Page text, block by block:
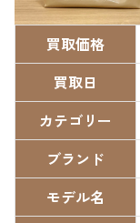
買取価格
買取日
カテゴリー
ブランド
モデル名